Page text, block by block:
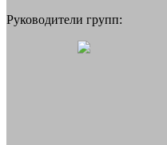
Руководители групп: